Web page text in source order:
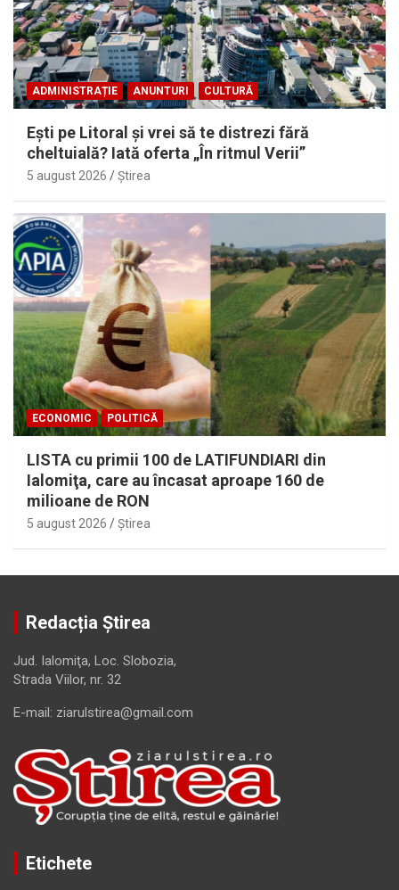
ADMINISTRAȚIE ANUNTURI CULTURĂ
Eşti pe Litoral şi vrei să te distrezi fără
cheltuială? Iată oferta „În ritmul Verii”
5 august 2026 Ştirea
ECONOMIC POLITICĂ
LISTA cu primii 100 de LATIFUNDIARI din
Ialomiţa, care au încasat aproape 160 de
milioane de RON
5 august 2026 Ştirea
Redacția Știrea
Jud. Ialomiţa, Loc. Slobozia,
Strada Viilor, nr. 32
E-mail: ziarulstirea@gmail.com
Etichete